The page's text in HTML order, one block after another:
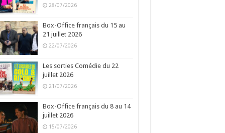
28/07/2026
Box-Office français du 15 au
21 juillet 2026
22/07/2026
Les sorties Comédie du 22
juillet 2026
21/07/2026
Box-Office français du 8 au 14
juillet 2026
15/07/2026